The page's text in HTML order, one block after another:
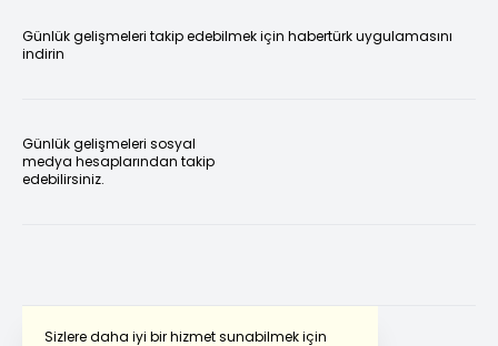
Sizlere daha iyi bir hizmet sunabilmek için
Günlük gelişmeleri takip edebilmek için habertürk uygulamasını
indirin
Günlük gelişmeleri sosyal
medya hesaplarından takip
edebilirsiniz.